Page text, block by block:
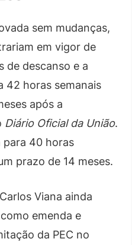
sem mudanças,
em vigor de
de descanso e a
42 horas semanais
após a
Diário Oficial da União.
para 40 horas
prazo de 14 meses.
Viana ainda
emenda e
da PEC no